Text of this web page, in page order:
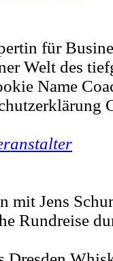
für
Welt des
Name
mit Jens
Rundreise